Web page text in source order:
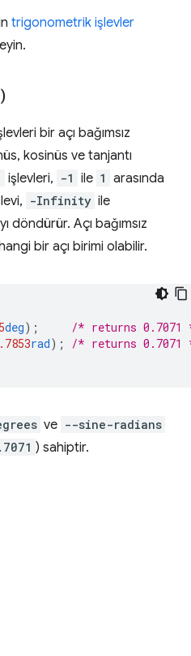
trigonometrik işlevler
)
bir açı bağımsız
kosinüs ve tanjantı
işlevleri, -1 ile 1 arasında
-Infinity ile
döndürür. Açı bağımsız
bir açı birimi olabilir.
deg);
/* returns 0.7071
rad);
/* returns 0.7071
ve --sine-radians
) sahiptir.